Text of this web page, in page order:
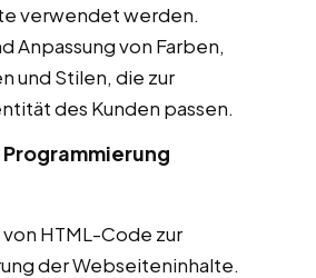
verwendet werden.
Anpassung von Farben,
und Stilen, die zur
des Kunden passen.
HTML-Code zur
der Webseiteninhalte.